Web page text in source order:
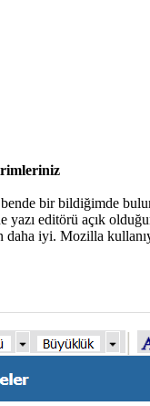
bir bildiğimde
yazı editörü açık
daha iyi. Mozilla